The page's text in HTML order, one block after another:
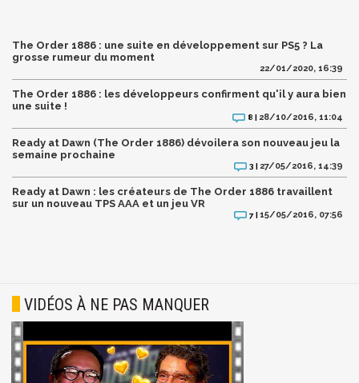
The Order 1886 : une suite en développement sur PS5 ? La
grosse rumeur du moment
22/01/2020, 16:39
The Order 1886 : les développeurs confirment qu'il y aura bien
une suite !
8 | 28/10/2016, 11:04
Ready at Dawn (The Order 1886) dévoilera son nouveau jeu la
semaine prochaine
3 | 27/05/2016, 14:39
Ready at Dawn : les créateurs de The Order 1886 travaillent
sur un nouveau TPS AAA et un jeu VR
7 | 15/05/2016, 07:56
VIDÉOS À NE PAS MANQUER